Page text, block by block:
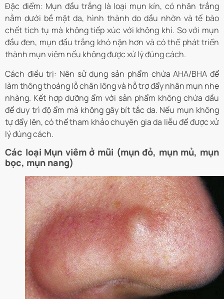
Đặc điểm: Mụn đầu trắng là loại mụn kín, có nhân trắng
nằm dưới bề mặt da, hình thành do dầu nhờn và tế bào
chết tích tụ mà không tiếp xúc với không khí. So với mụn
đầu đen, mụn đầu trắng khó nặn hơn và có thể phát triển
thành mụn viêm nếu không được xử lý đúng cách.
Cách điều trị: Nên sử dụng sản phẩm chứa AHA/BHA để
làm thông thoáng lỗ chân lông và hỗ trợ đẩy nhân mụn nhẹ
nhàng. Kết hợp dưỡng ẩm với sản phẩm không chứa dầu
để duy trì độ ẩm mà không gây bít tắc da. Nếu mụn không
tự đẩy lên, có thể tham khảo chuyên gia da liễu để được xử
lý đúng cách.
Các loại Mụn viêmở mũi (mụn đỏ, mụn mủ, mụn
bọc, mụn nang)